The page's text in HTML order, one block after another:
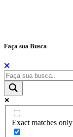
Faça sua Busca
Exact matches only